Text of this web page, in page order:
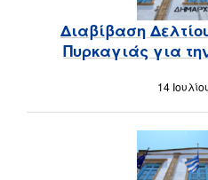
Διαβίβαση
Πυρκαγιάς για
14